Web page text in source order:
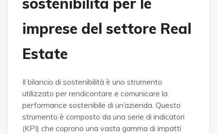
imprese del settore Real
Estate
Il bilancio di sostenibilità è uno strumento
utilizzato per rendicontare e comunicare la
performance sostenibile di un’azienda. Questo
strumento è composto da una serie di indicatori
(KPI) che coprono una vasta gamma di impatti